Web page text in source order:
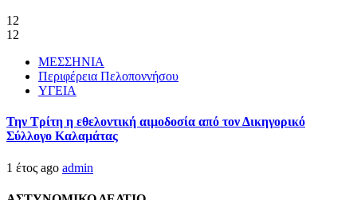
12
12
ΜΕΣΣΗΝΙΑ
Περιφέρεια Πελοποννήσου
ΥΓΕΙΑ
Την Τρίτη η εθελοντική αιμοδοσία από τον Δικηγορικό
Σύλλογο Καλαμάτας
1 έτος ago admin